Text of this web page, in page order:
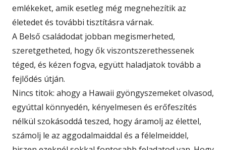
emlékeket, amik esetleg még megnehezítik az
életedet és további tisztításra várnak.
A Belső családodat jobban megismerheted,
szeretgetheted, hogy ők viszontszerethessenek
téged, és kézen fogva, együtt haladjatok tovább a
fejlődés útján.
Nincs titok: ahogy a Hawaii gyöngyszemeket olvasod,
egyúttal könnyedén, kényelmesen és erőfeszítés
nélkül szokásoddá teszed, hogy áramolj az élettel,
számolj le az aggodalmaiddal és a félelmeiddel,